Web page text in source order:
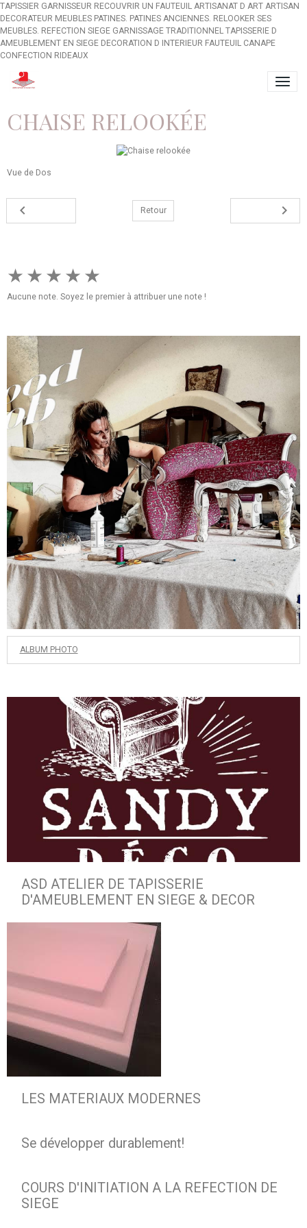
TAPISSIER GARNISSEUR RECOUVRIR UN FAUTEUIL ARTISANAT D ART ARTISAN
DECORATEUR MEUBLES PATINES. PATINES ANCIENNES. RELOOKER SES
MEUBLES. REFECTION SIEGE GARNISSAGE TRADITIONNEL TAPISSERIE D
AMEUBLEMENT EN SIEGE DECORATION D INTERIEUR FAUTEUIL CANAPE
CONFECTION RIDEAUX
CHAISE RELOOKÉE
Vue de Dos
Retour
★ ★ ★ ★ ★
Aucune note. Soyez le premier à attribuer une note !
ALBUM PHOTO
ASD ATELIER DE TAPISSERIE
D'AMEUBLEMENT EN SIEGE & DECOR
LES MATERIAUX MODERNES
Se développer durablement!
COURS D'INITIATION A LA REFECTION DE
SIEGE